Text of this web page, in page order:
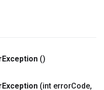
Exception ()
Exception (int errorCode,